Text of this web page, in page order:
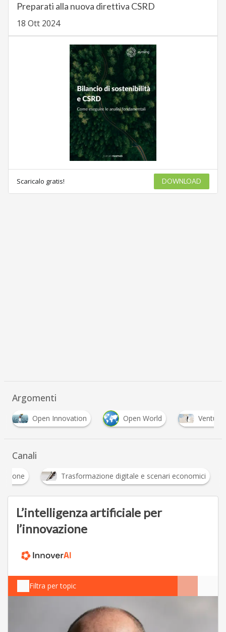
Preparati alla nuova direttiva CSRD
18 Ott 2024
Scaricalo gratis! DOWNLOAD
Argomenti
Innovation Open World Venture builder
Canali
Innovazione Trasformazione digitale e scenari
L’intelligenza artificiale per
l’innovazione
Filtra per topic